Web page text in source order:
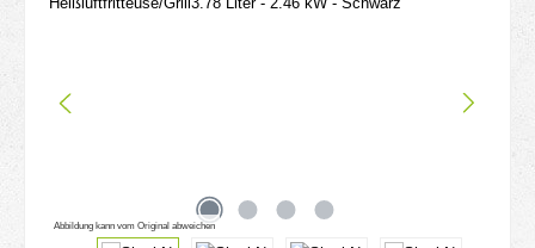
Abbildung kann vom Original abweichen